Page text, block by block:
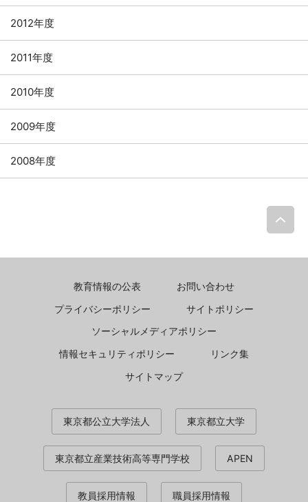
2012年度
2011年度
2010年度
2009年度
2008年度
教育情報の公表
お問い合わせ
プライバシーポリシー
サイトポリシー
ソーシャルメディアポリシー
情報セキュリティポリシー
リンク集
サイトマップ
東京都公立大学法人 東京都立大学
東京都立産業技術高等専門学校 APEN
教員採用情報 職員採用情報